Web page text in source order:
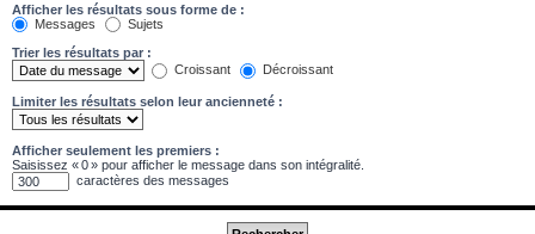
Afficher les résultats sous forme de :
Messages
Sujets
Trier les résultats par :
Croissant
Décroissant
Limiter les résultats selon leur ancienneté :
Afficher seulement les premiers :
Saisissez « 0 » pour afficher le message dans son intégralité.
caractères des messages